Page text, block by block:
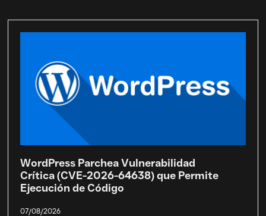
WordPress Parchea Vulnerabilidad
Crítica (CVE-2026-64638) que Permite
Ejecución de Código
07/08/2026